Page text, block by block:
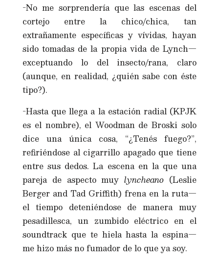
-No me sorprendería que las escenas del
cortejo entre la chico/chica, tan
extrañamente específicas y vívidas, hayan
sido tomadas de la propia vida de Lynch—
exceptuando lo del insecto/rana, claro
(aunque, en realidad, ¿quién sabe con éste
tipo?).
-Hasta que llega a la estación radial (KPJK
es el nombre), el Woodman de Broski solo
dice una única cosa, “¿Tenés fuego?”,
refiriéndose al cigarrillo apagado que tiene
entre sus dedos. La escena en la que una
pareja de aspecto muy lyncheano (Leslie
Berger and Tad Griffith) frena en la ruta—
el tiempo deteniéndose de manera muy
pesadillesca, un zumbido eléctrico en el
soundtrack que te hiela hasta la espina—
me hizo más no fumador de lo que ya soy.